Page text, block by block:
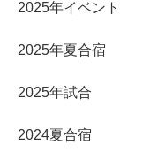
2025年イベント
2025年夏合宿
2025年試合
2024夏合宿